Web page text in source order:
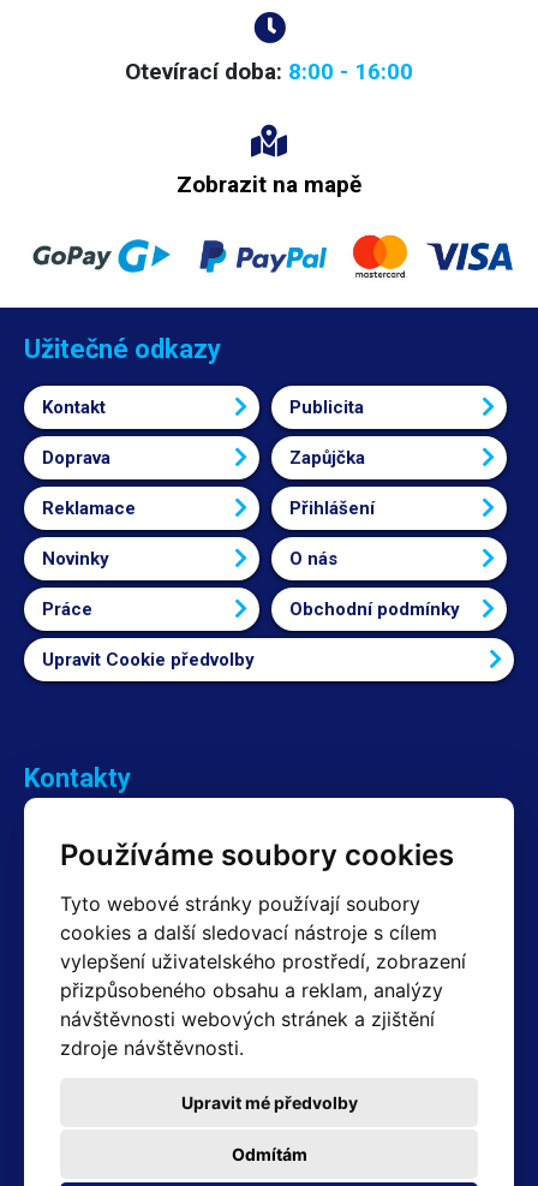
Používáme soubory cookies
Tyto webové stránky používají soubory
cookies a další sledovací nástroje s cílem
vylepšení uživatelského prostředí, zobrazení
přizpůsobeného obsahu a reklam, analýzy
návštěvnosti webových stránek a zjištění
zdroje návštěvnosti.
Odmítám
Upravit mé předvolby
Otevírací doba: 8:00 - 16:00
Zobrazit na mapě
Užitečné odkazy
Kontakt Publicita
Doprava Zapůjčka
Reklamace Přihlášení
Novinky O nás
Práce Obchodní podmínky
Upravit Cookie předvolby
Kontakty
+420 603 357 606 +420 605 234 204
Fakturační a expediční oddělení
+420 605 259 759 (Po–Pá: 7:30 – 15:00)
Technické oddělení
+420 603 355 085 (Po–Pá: 8:00 – 16:00)
servis@hotair.cz
Platba jen v hotovosti